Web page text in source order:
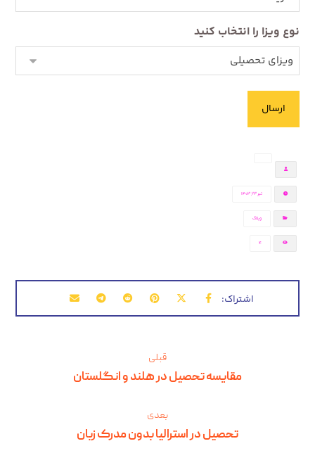
نوع ویزا را انتخاب کنید
تیر ۲۳, ۱۴۰۳
وبلاگ
4
قبلی
مقایسه تحصیل در هلند و انگلستان
بعدی
تحصیل در استرالیا بدون مدرک زبان